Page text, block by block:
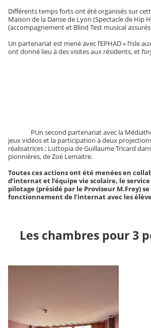
Différents temps forts ont été organisés sur
Maison de la Danse de Lyon (Spectacle de Hip
(accompagnement et Blind Test musical
Un partenariat est mené avec l’EPHAD « l’Isle
ont donné lieu à des visites aux résidents, et
PUn second partenariat avec la
jeux vidéos et la participation à deux
réalisatrices ; Luttopia de Guillaume Tricard
pionnières, de Zoé Lemaitre.
Toutes ces actions ont été menées en
d’internat et l’équipe vie scolaire, le
pilotage (présidé par le Proviseur M.Frey)
fonctionnement de l’internat avec les
Les chambres pour 3